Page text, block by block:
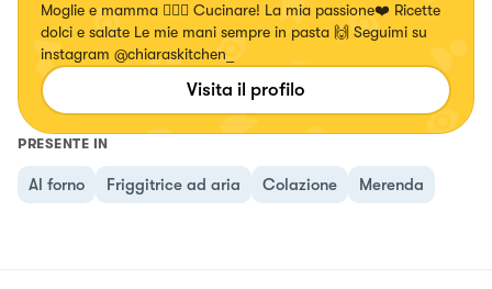
Moglie e mamma 👩‍❤️‍👩 Cucinare! La mia passione❤️ Ricette
dolci e salate Le mie mani sempre in pasta 🙌 Seguimi su
instagram @chiaraskitchen_
Visita il profilo
PRESENTE IN
Al forno Friggitrice ad aria Colazione Merenda